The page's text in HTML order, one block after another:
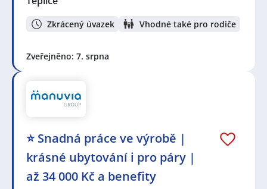
Zkrácený úvazek Vhodné také pro rodiče
Zveřejněno: 7. srpna
⭐ Snadná práce ve výrobě |
krásné ubytování i pro páry |
až 34 000 Kč a benefity